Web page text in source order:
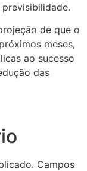
de que o
meses,
ao sucesso
das
Campos